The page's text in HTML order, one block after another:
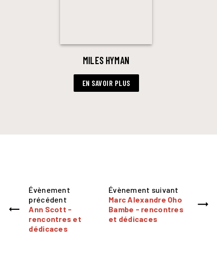
MILES HYMAN
EN SAVOIR PLUS
Évènement
précédent
Ann Scott -
rencontres et
dédicaces
Évènement suivant
Marc Alexandre Oho
Bambe - rencontres
et dédicaces